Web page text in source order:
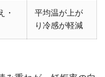
・
平均温が上が
り冷感が軽減